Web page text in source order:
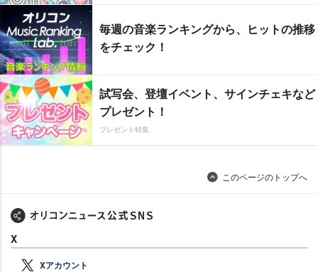
毎週の音楽ランキングから、ヒットの推移
をチェック！
試写会、登壇イベント、サインチェキなど
プレゼント！
プレゼント特集
このページのトップへ
X
Xアカウント